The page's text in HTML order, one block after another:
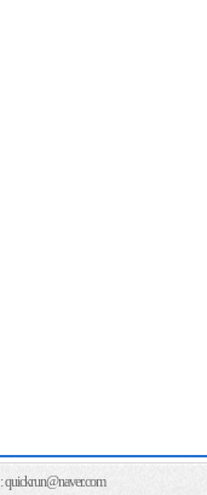
: quickrun@naver.com